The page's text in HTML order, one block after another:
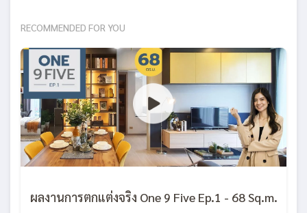
RECOMMENDED FOR YOU
ผลงานการตกแต่งจริง One 9 Five Ep.1 - 68 Sq.m.